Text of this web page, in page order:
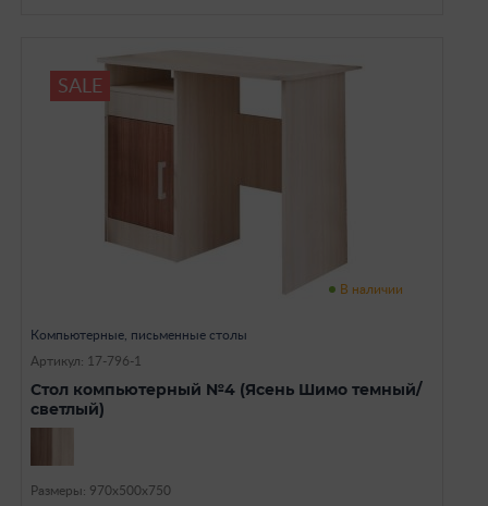
SALE
В наличии
Компьютерные, письменные столы
Артикул: 17-796-1
Стол компьютерный №4 (Ясень Шимо темный/
светлый)
Размеры: 970х500х750